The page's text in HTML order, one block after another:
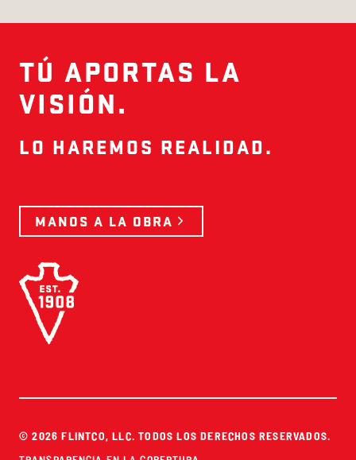
TÚ APORTAS LA
VISIÓN.
LO HAREMOS REALIDAD.
MANOS A LA OBRA
© 2026 FLINTCO, LLC. TODOS LOS DERECHOS RESERVADOS.